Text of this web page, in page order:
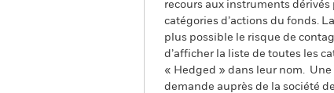
recours aux instruments
catégories d’actions du fonds.
plus possible le risque de
d’afficher la liste de toutes les
« Hedged » dans leur nom.
demande auprès de la société